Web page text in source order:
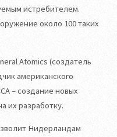
истребителем.
около 100 таких
Atomics (создатель
американского
– создание новых
их разработку.
Нидерландам